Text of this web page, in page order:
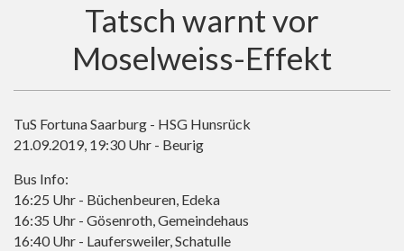
Tatsch warnt vor
Moselweiss-Effekt
TuS Fortuna Saarburg - HSG Hunsrück
21.09.2019, 19:30 Uhr - Beurig
Bus Info:
16:25 Uhr - Büchenbeuren, Edeka
16:35 Uhr - Gösenroth, Gemeindehaus
16:40 Uhr - Laufersweiler, Schatulle